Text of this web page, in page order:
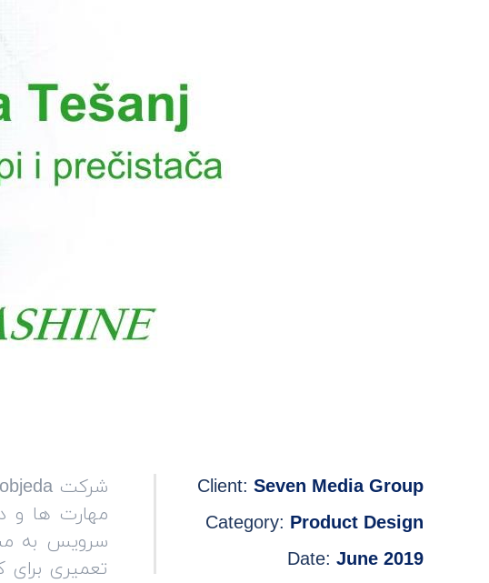
مهارت ها و
سرویس به
تعمیری برای
Client: Seven Media Group
Category: Product Design
Date: June 2019